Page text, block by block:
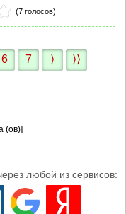
(7 голосов)
6 7 ⟩ ⟩⟩
(ов)]
любой из сервисов: